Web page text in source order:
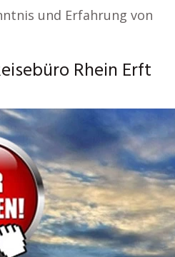
und Erfahrung von
Rhein Erft